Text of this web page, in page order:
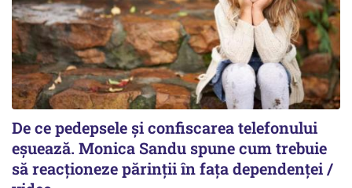
De ce pedepsele și confiscarea telefonului
eșuează. Monica Sandu spune cum trebuie
să reacționeze părinții în fața dependenței /